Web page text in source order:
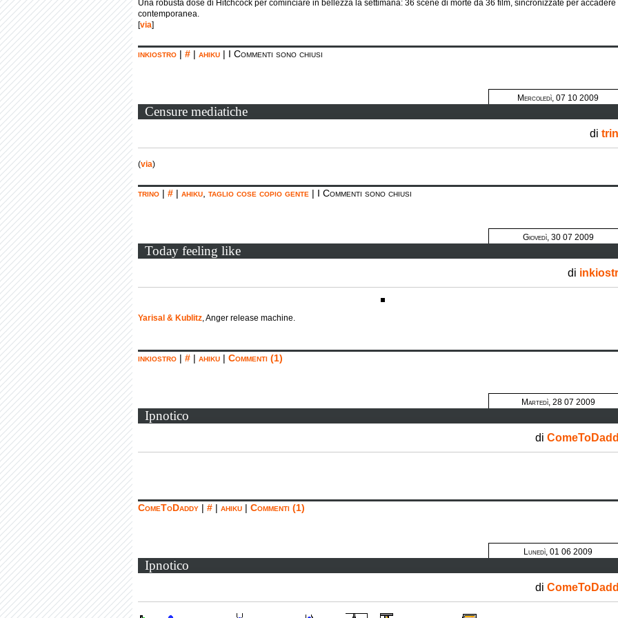
Una robusta dose di Hitchcock per cominciare in bellezza la settimana: 36 scene di morte da 36 film, sincronizzate per accadere
contemporanea.
[via]
inkiostro | # | ahiku | I Commenti sono chiusi
Mercoledì, 07 10 2009
Censure mediatiche
di
(via)
trino | # | ahiku taglio cose copio gente | I Commenti sono chiusi
Giovedì, 30 07 2009
Today feeling like
di
Yarisal & Kublitz, Anger release machine.
inkiostro | # | ahiku | Commenti (1)
Martedì, 28 07 2009
Ipnotico
di
ComeToDaddy | # | ahiku | Commenti (1)
Lunedì, 01 06 2009
Ipnotico
di